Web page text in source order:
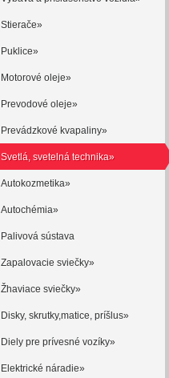
Stierače»
Puklice»
Motorové oleje»
Prevodové oleje»
Prevádzkové kvapaliny»
Svetlá, svetelná technika»
Autokozmetika»
Autochémia»
Palivová sústava
Zapalovacie sviečky»
Žhaviace sviečky»
Disky, skrutky,matice, príšlus»
Diely pre prívesné vozíky»
Elektrické náradie»